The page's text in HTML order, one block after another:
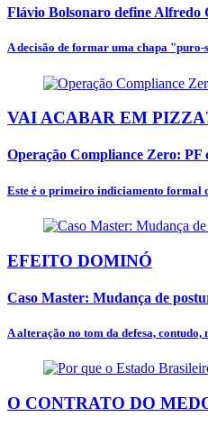
Flávio Bolsonaro define Alfredo
A decisão de formar uma chapa
VAI ACABAR EM
Operação Compliance Zero:
Este é o primeiro indiciamento formal
EFEITO DOMINÓ
Caso Master: Mudança de
A alteração no tom da defesa,
O CONTRATO DO